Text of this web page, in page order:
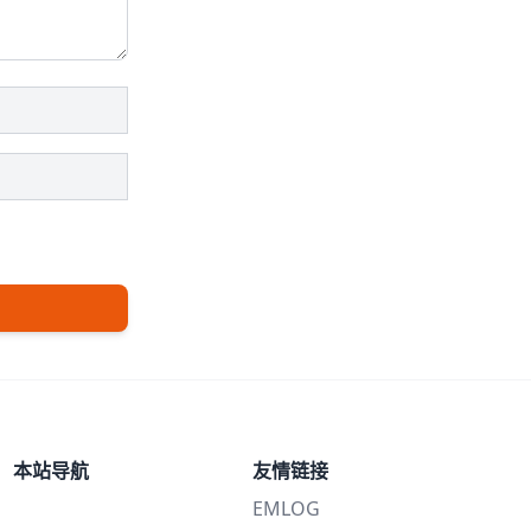
本站导航
友情链接
EMLOG